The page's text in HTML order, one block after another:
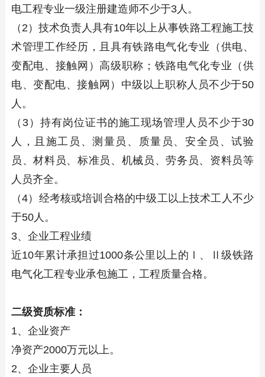
电工程专业一级注册建造师不少于3人。
（2）技术负责人具有10年以上从事铁路工程施工技
术管理工作经历，且具有铁路电气化专业（供电、
变配电、接触网）高级职称；铁路电气化专业（供
电、变配电、接触网）中级以上职称人员不少于50
人。
（3）持有岗位证书的施工现场管理人员不少于30
人，且施工员、测量员、质量员、安全员、试验
员、材料员、标准员、机械员、劳务员、资料员等
人员齐全。
（4）经考核或培训合格的中级工以上技术工人不少
于50人。
3、企业工程业绩
近10年累计承担过1000条公里以上的Ⅰ、Ⅱ级铁路
电气化工程专业承包施工，工程质量合格。
二级资质标准：
1、企业资产
净资产2000万元以上。
2、企业主要人员